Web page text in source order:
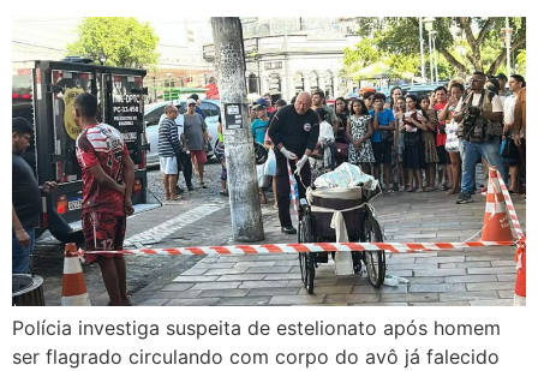
Polícia investiga suspeita de estelionato após homem
ser flagrado circulando com corpo do avô já falecido